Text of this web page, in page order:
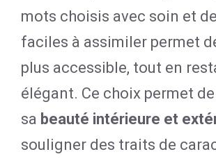
mots choisis avec soin et
faciles à assimiler permet
plus accessible, tout en
élégant. Ce choix permet
sa beauté intérieure et
souligner des traits de